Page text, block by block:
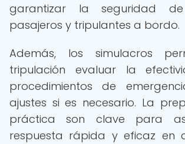
garantizar la seguridad
pasajeros y tripulantes a bordo.
Además, los simulacros
tripulación evaluar la
procedimientos de
ajustes si es necesario. La
práctica son clave para
respuesta rápida y eficaz en